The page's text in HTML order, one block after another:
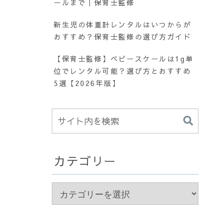
ールまで｜保育士監修
新生児の体重計レンタルはいつからが
おすすめ？保育士監修の選び方ガイド
【保育士監修】ベビースケールは1g単
位でレンタル可能？選び方とおすすめ
5選【2026年版】
カテゴリー